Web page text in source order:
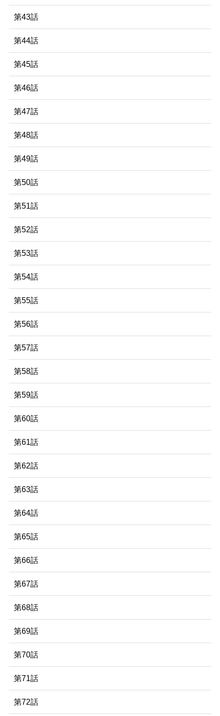
第43話
第44話
第45話
第46話
第47話
第48話
第49話
第50話
第51話
第52話
第53話
第54話
第55話
第56話
第57話
第58話
第59話
第60話
第61話
第62話
第63話
第64話
第65話
第66話
第67話
第68話
第69話
第70話
第71話
第72話